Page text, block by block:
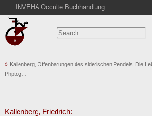
INVEHA Occulte Buchhandlung
Home
Advanced Search
Cart
Abbreviations
Kallenberg, Offenbarungen des siderischen Pendels. Die
Phptog…
Kallenberg, Friedrich: